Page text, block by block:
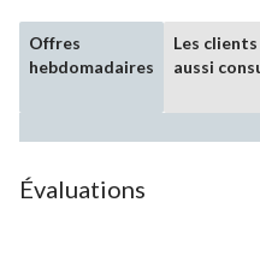
Offres
hebdomadaires
Les
aussi
Évaluations